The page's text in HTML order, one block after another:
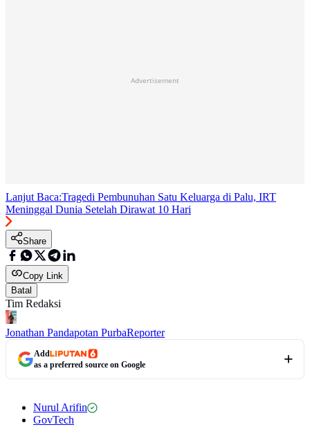
Advertisement
Lanjut Baca:Tragedi Pembunuhan Satu Keluarga di Palu, IRT
Meninggal Dunia Setelah Dirawat 10 Hari
Share
Copy Link
Batal
Tim Redaksi
Jonathan Pandapotan PurbaReporter
Add
as a preferred source on Google
Nurul Arifin
GovTech